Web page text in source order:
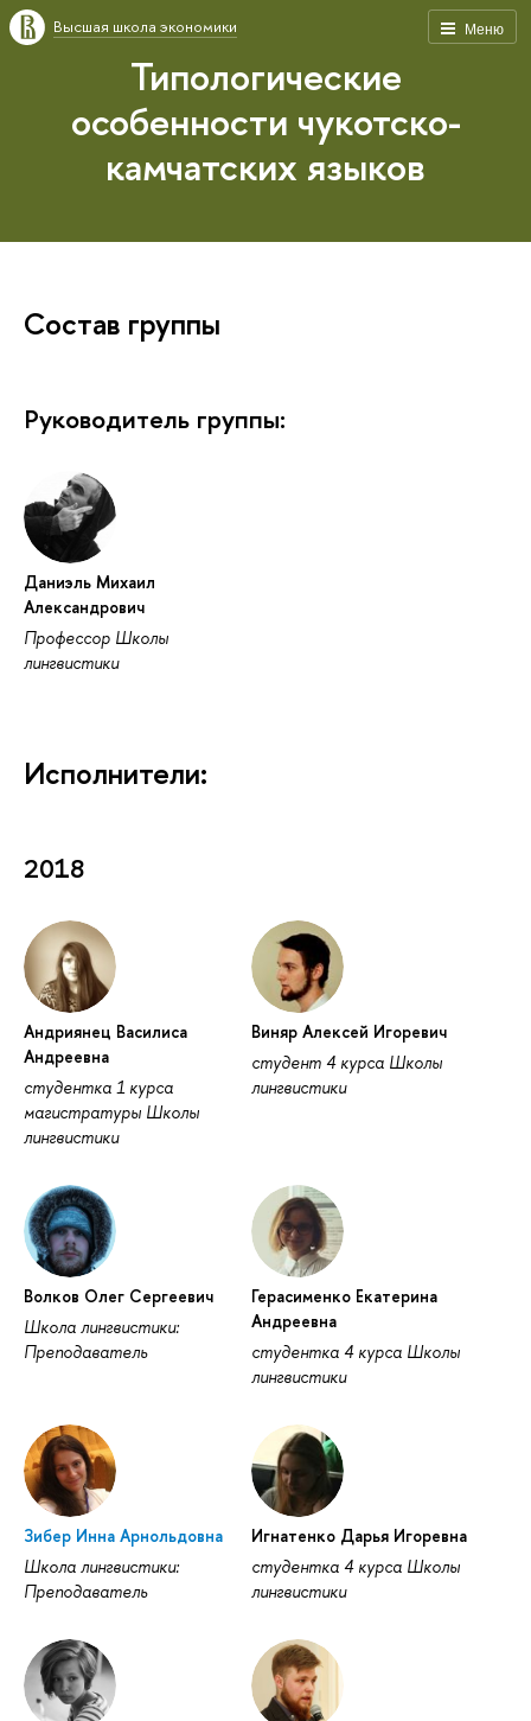
Меню
Высшая школа экономики
Типологические
особенности чукотско-
камчатских языков
Состав группы
Руководитель группы:
Даниэль Михаил
Александрович
Профессор Школы
лингвистики
Исполнители:
2018
Андриянец Василиса
Андреевна
студентка 1 курса
магистратуры Школы
лингвистики
Виняр Алексей Игоревич
студент 4 курса Школы
лингвистики
Волков Олег Сергеевич
Школа лингвистики:
Преподаватель
Герасименко Екатерина
Андреевна
студентка 4 курса Школы
лингвистики
Зибер Инна Арнольдовна
Школа лингвистики:
Преподаватель
Игнатенко Дарья Игоревна
студентка 4 курса Школы
лингвистики